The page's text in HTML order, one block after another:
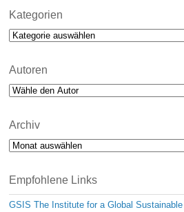
Kategorien
Kategorien
Autoren
Archiv
Archiv
Empfohlene Links
GSIS The Institute for a Global